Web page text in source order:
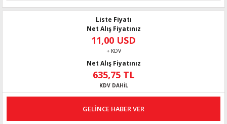
Liste Fiyatı
Net Alış Fiyatınız
11,00 USD
+ KDV
Net Alış Fiyatınız
635,75 TL
KDV DAHİL
GELİNCE HABER VER